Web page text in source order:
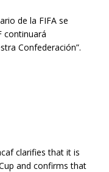
de la FIFA se
continuará
Confederación”.
clarifies that it is
and confirms that